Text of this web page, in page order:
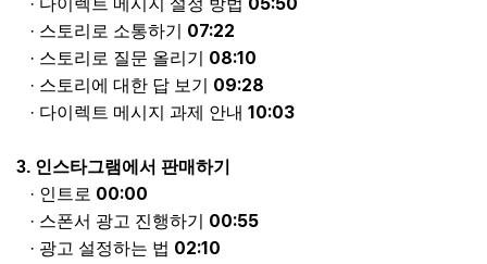
· 다이렉트 메시지 설정 방법
· 스토리로 소통하기 07:22
· 스토리로 질문 올리기 08:10
· 스토리에 대한 답 보기 09:28
· 다이렉트 메시지 과제 안내 10:03
3. 인스타그램에서 판매하기
· 인트로 00:00
· 스폰서 광고 진행하기 00:55
· 광고 설정하는 법 02:10